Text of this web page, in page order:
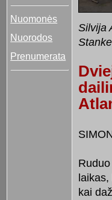
Nuomonės
Nuorodos
Prenumerata
Silvija
kai